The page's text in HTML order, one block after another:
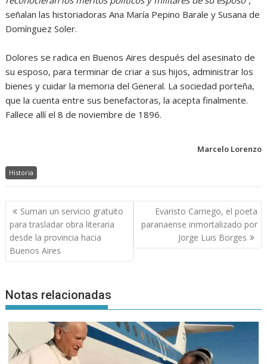
señalan las historiadoras Ana María Pepino Barale y Susana de
Domínguez Soler.
Dolores se radica en Buenos Aires después del asesinato de
su esposo, para terminar de criar a sus hijos, administrar los
bienes y cuidar la memoria del General. La sociedad porteña,
que la cuenta entre sus benefactoras, la acepta finalmente.
Fallece allí el 8 de noviembre de 1896.
Marcelo Lorenzo
Historia
Navegación
de
entradas
Suman un servicio gratuito
para trasladar obra literaria
desde la provincia hacia
Buenos Aires
Evaristo Carriego, el poeta
paranaense inmortalizado por
Jorge Luis Borges
Notas relacionadas